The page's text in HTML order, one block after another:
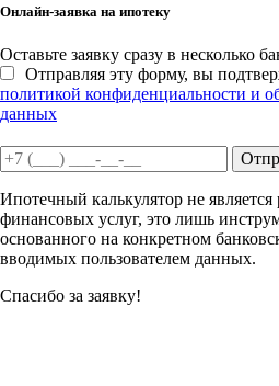
Онлайн-заявка на ипотеку
Оставьте заявку сразу в несколько
Отправляя эту форму, вы
политикой конфиденциальности и
данных
Ипотечный калькулятор не
финансовых услуг, это лишь
основанного на конкретном
вводимых пользователем данных.
Спасибо за заявку!